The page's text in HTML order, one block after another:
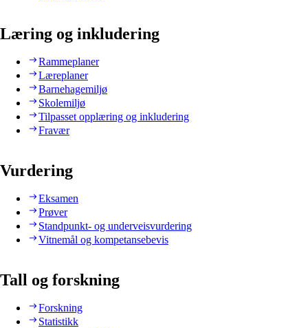
Læring og inkludering
Rammeplaner
Læreplaner
Barnehagemiljø
Skolemiljø
Tilpasset opplæring og inkludering
Fravær
Vurdering
Eksamen
Prøver
Standpunkt- og underveisvurdering
Vitnemål og kompetansebevis
Tall og forskning
Forskning
Statistikk